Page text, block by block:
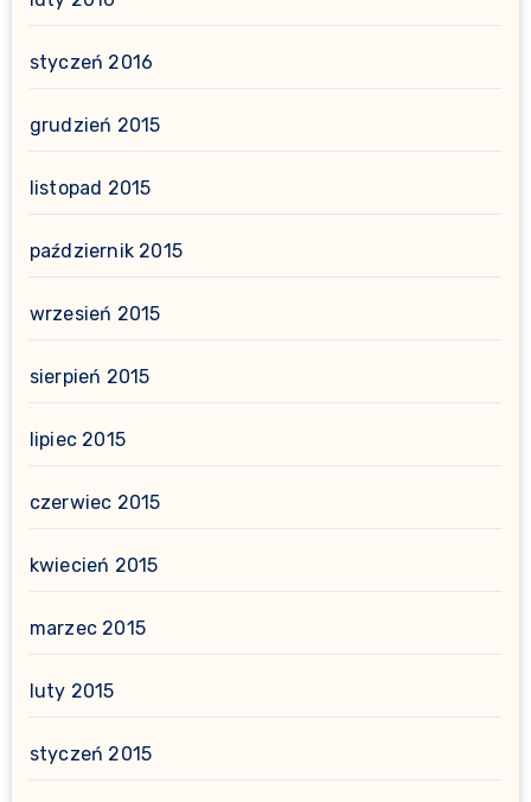
styczeń 2016
grudzień 2015
listopad 2015
październik 2015
wrzesień 2015
sierpień 2015
lipiec 2015
czerwiec 2015
kwiecień 2015
marzec 2015
luty 2015
styczeń 2015